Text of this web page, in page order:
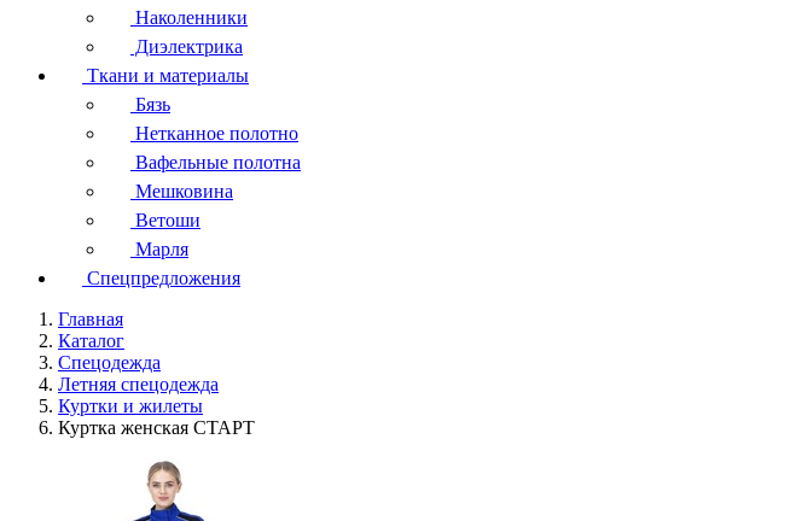
Наколенники
Диэлектрика
Ткани и материалы
Бязь
Нетканное полотно
Вафельные полотна
Мешковина
Ветоши
Марля
Спецпредложения
Главная
Каталог
Спецодежда
Летняя спецодежда
Куртки и жилеты
Куртка женская СТАРТ